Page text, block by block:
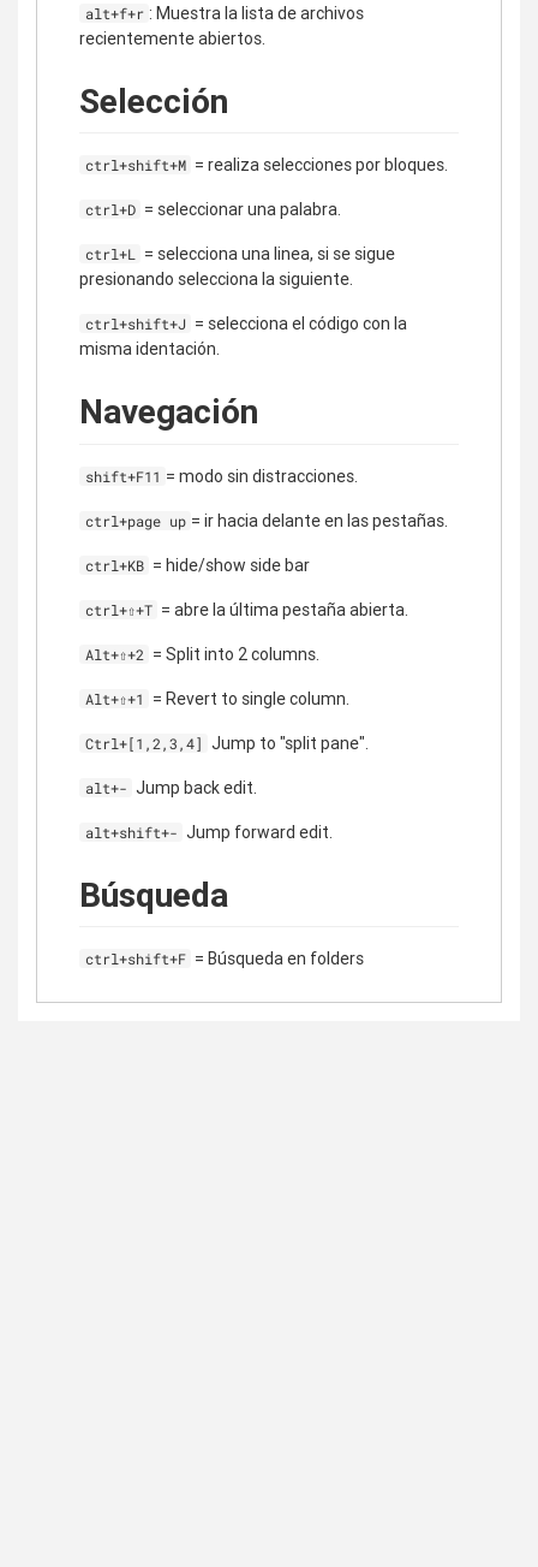
alt+f+r : Muestra la lista de archivos
recientemente abiertos.
Selección
ctrl+shift+M = realiza selecciones por bloques.
ctrl+D = seleccionar una palabra.
ctrl+L
= selecciona una linea, si se sigue
presionando selecciona la siguiente.
ctrl+shift+J = selecciona el código con la
misma identación.
Navegación
shift+F11 = modo sin distracciones.
ctrl+page up = ir hacia delante en las pestañas.
ctrl+KB = hide/show side bar
ctrl+⇧+T = abre la última pestaña abierta.
Alt+⇧+2 = Split into 2 columns.
Alt+⇧+1 = Revert to single column.
Ctrl+[1,2,3,4] Jump to "split pane".
alt+- Jump back edit.
alt+shift+- Jump forward edit.
Búsqueda
ctrl+shift+F = Búsqueda en folders